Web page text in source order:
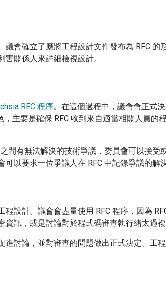
會確立了應將工程設計文件發布為 RFC 的
關係人來詳細檢視設計。
RFC 程序。在這個過程中，議會會正式
，主要是確保 RFC 收到來自適當相關人員的
間有無法解決的技術爭議，委員會可以接受
以要求一位爭議人在 RFC 中記錄爭議的解
設計。議會會盡量使用 RFC 程序，因為
訊，或是討論對於程式碼審查執行緒太過複
進討論，並對審查的問題做出正式決定。工